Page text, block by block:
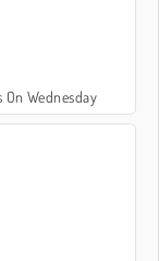
On Wednesday